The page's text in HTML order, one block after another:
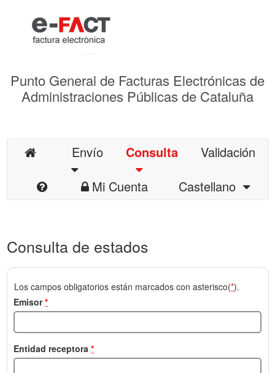
Punto General de Facturas Electrónicas de
Administraciones Públicas de Cataluña
Envío Consulta
Validación
Mi Cuenta
Castellano
Consulta de estados
Los campos obligatorios están marcados con asterisco(*).
Emisor*
Entidad receptora *